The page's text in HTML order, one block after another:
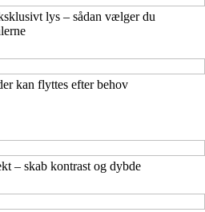
lys – sådan vælger du
kan flyttes efter behov
– skab kontrast og dybde